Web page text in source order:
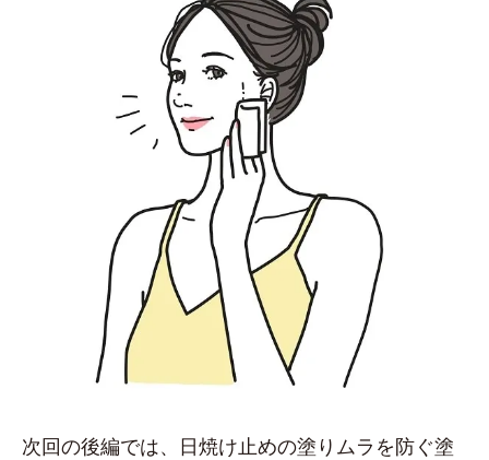
次回の後編では、日焼け止めの塗りムラを防ぐ塗